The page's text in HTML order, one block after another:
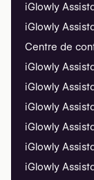
iGlowly
iGlowly
Centre de
iGlowly
iGlowly
iGlowly
iGlowly
iGlowly
iGlowly